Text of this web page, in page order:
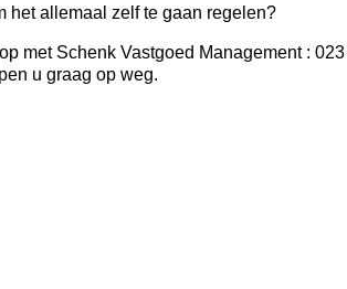
het allemaal zelf te gaan regelen?
met Schenk Vastgoed Management: 023
u graag op weg.